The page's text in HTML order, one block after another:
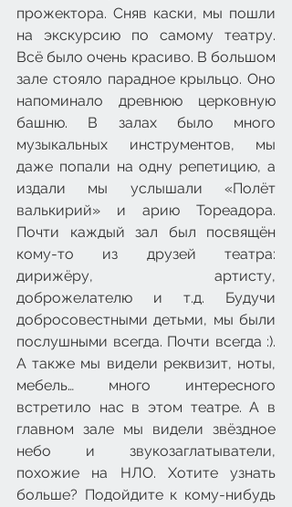
прожектора. Сняв каски, мы пошли
на экскурсию по самому театру.
Всё было очень красиво. В большом
зале стояло парадное крыльцо. Оно
напоминало древнюю церковную
башню. В залах было много
музыкальных инструментов, мы
даже попали на одну репетицию, а
издали мы услышали «Полёт
валькирий» и арию Тореадора.
Почти каждый зал был посвящён
кому-то из друзей театра:
дирижёру, артисту,
доброжелателю и т.д. Будучи
добросовестными детьми, мы были
послушными всегда. Почти всегда :).
А также мы видели реквизит, ноты,
мебель… много интересного
встретило нас в этом театре. А в
главном зале мы видели звёздное
небо и звукозаглатыватели,
похожие на НЛО. Хотите узнать
больше? Подойдите к кому-нибудь